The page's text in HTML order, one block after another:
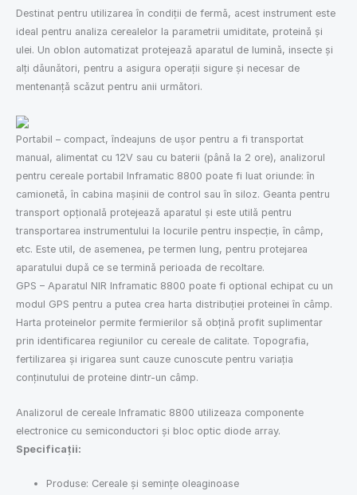
Destinat pentru utilizarea în condiţii de fermă, acest instrument este
ideal pentru analiza cerealelor la parametrii umiditate, proteină şi
ulei. Un oblon automatizat protejează aparatul de lumină, insecte şi
alţi dăunători, pentru a asigura operaţii sigure şi necesar de
mentenanţă scăzut pentru anii următori.
Portabil – compact, îndeajuns de uşor pentru a fi transportat
manual, alimentat cu 12V sau cu baterii (până la 2 ore), analizorul
pentru cereale portabil Inframatic 8800 poate fi luat oriunde: în
camionetă, în cabina maşinii de control sau în siloz. Geanta pentru
transport opţională protejează aparatul şi este utilă pentru
transportarea instrumentului la locurile pentru inspecţie, în câmp,
etc. Este util, de asemenea, pe termen lung, pentru protejarea
aparatului după ce se termină perioada de recoltare.
GPS – Aparatul NIR Inframatic 8800 poate fi optional echipat cu un
modul GPS pentru a putea crea harta distribuţiei proteinei în câmp.
Harta proteinelor permite fermierilor să obţină profit suplimentar
prin identificarea regiunilor cu cereale de calitate. Topografia,
fertilizarea şi irigarea sunt cauze cunoscute pentru variaţia
conţinutului de proteine dintr-un câmp.
Analizorul de cereale Inframatic 8800 utilizeaza componente
electronice cu semiconductori şi bloc optic diode array.
Specificaţii:
Produse: Cereale şi seminţe oleaginoase